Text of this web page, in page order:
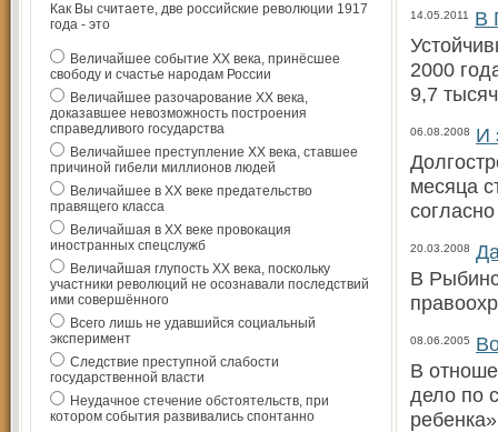
Как Вы считаете, две российские революции 1917
года - это
Величайшее событие ХХ века, принёсшее
свободу и счастье народам России
Величайшее разочарование ХХ века,
доказавшее невозможность построения
справедливого государства
Величайшее преступление ХХ века, ставшее
причиной гибели миллионов людей
Величайшее в ХХ веке предательство
правящего класса
Величайшая в ХХ веке провокация
иностранных спецслужб
Величайшая глупость ХХ века, поскольку
участники революций не осознавали последствий
ими совершённого
Всего лишь не удавшийся социальный
эксперимент
Следствие преступной слабости
государственной власти
Неудачное стечение обстоятельств, при
котором события развивались спонтанно
14.05.2011
В
2000
9,7
06.08.2008
И
месяца
20.03.2008
В
08.06.2005
В
дело по